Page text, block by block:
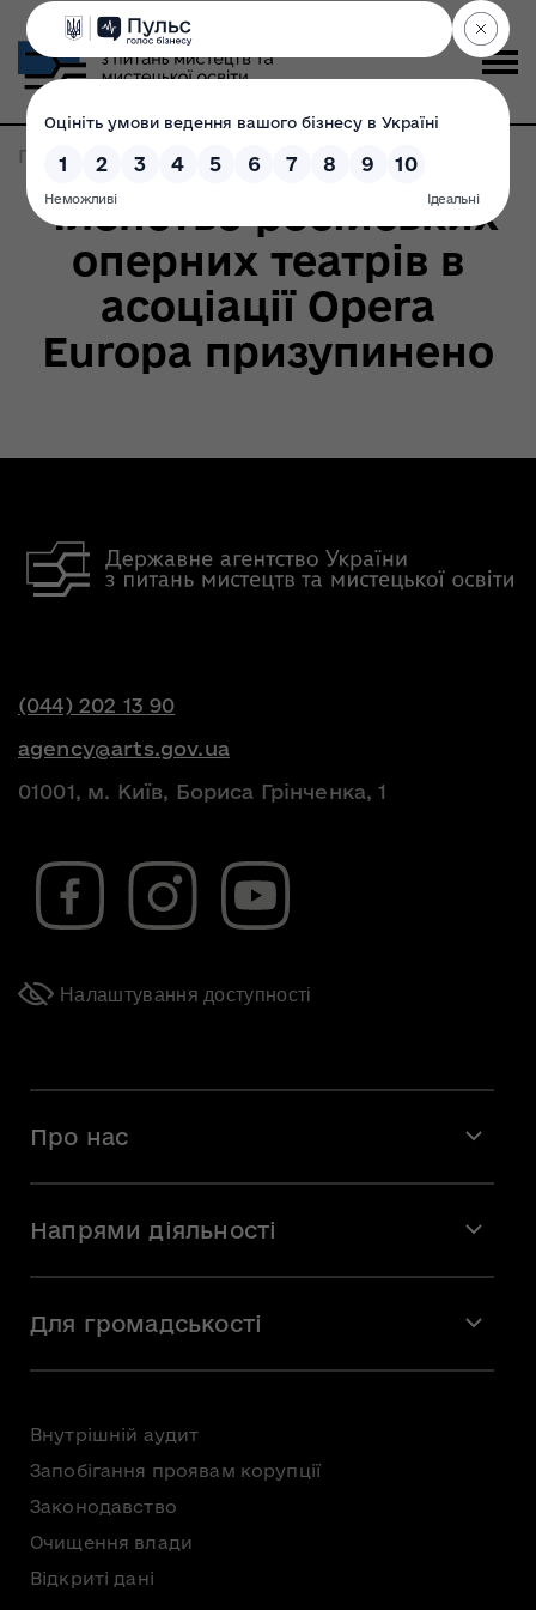
Головна Записи по метке: санкції
Членство російських
оперних театрів в
асоціації Opera
Europa призупинено
(044) 202 13 90
agency@arts.gov.ua
01001, м. Київ, Бориса Грінченка, 1
Налаштування доступності
Про нас
Команда
Вакансії
Напрями діяльності
Мистецька освіта
Для громадськості
Громадська рада
Консультації з громадськістю
Доступ до публічної інформації
Безоплатна первинна правнича допомога
Внутрішній аудит
Запобігання проявам корупції
Законодавство
Очищення влади
Відкриті дані